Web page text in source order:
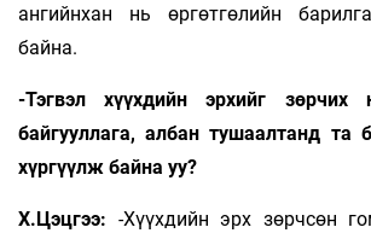
ангийнхан нь өргөтгөлийн
байна.
-Тэгвэл хүүхдийн эрхийг зөрчих
байгууллага, албан тушаалтанд та
хүргүүлж байна уу?
Х.Цэцгээ: -Хүүхдийн эрх зөрчсөн